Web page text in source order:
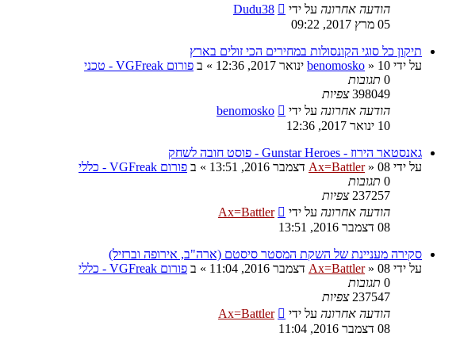
הודעה אחרונה על ידי
Dudu38
05 מרץ 2017, 09:22
תיקון כל סוגי הקונסולות במחירים הכי זולים בארץ
על ידי
benomosko » 10 ינואר 2017, 12:36 » ב פורום VGFreak - טכני
0 תגובות
398049 צפיות
הודעה אחרונה על ידי
benomosko
10 ינואר 2017, 12:36
גאנסטאר הירוז - Gunstar Heroes - פוסט חובה לשחק
על ידי
Ax=Battler» 08 דצמבר 2016, 13:51 » ב פורום VGFreak - כללי
0 תגובות
237257 צפיות
הודעה אחרונה על ידי
Ax=Battler
08 דצמבר 2016, 13:51
סקירה מעניינת של השקת המסטר סיסטם (ארה"ב, אירופה וברזיל)
על ידי
Ax=Battler» 08 דצמבר 2016, 11:04 » ב פורום VGFreak - כללי
0 תגובות
237547 צפיות
הודעה אחרונה על ידי
Ax=Battler
08 דצמבר 2016, 11:04